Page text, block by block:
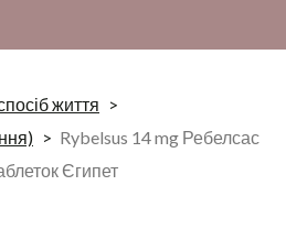
життя
Rybelsus 14 mg Ребелсас
Єгипет